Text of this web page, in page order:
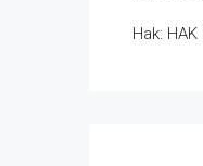
Hak: HAK